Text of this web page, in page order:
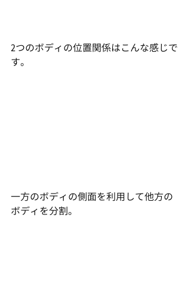
2つのボディの位置関係はこんな感じで
す。
一方のボディの側面を利用して他方の
ボディを分割。